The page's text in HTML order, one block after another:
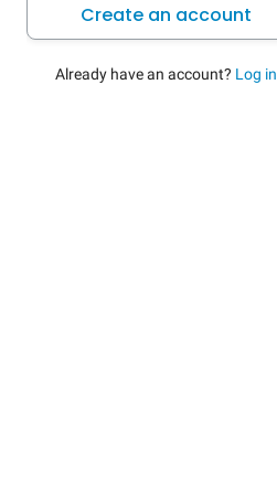
Create an account
Already have an account? Log in